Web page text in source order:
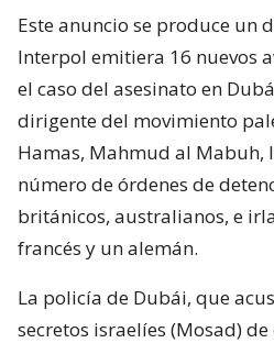
Este anuncio se produce un
Interpol emitiera 16 nuevos
el caso del asesinato en
dirigente del movimiento
Hamas, Mahmud al Mabuh,
número de órdenes de
británicos, australianos, e
francés y un alemán.
La policía de Dubái, que
secretos israelíes (Mosad)